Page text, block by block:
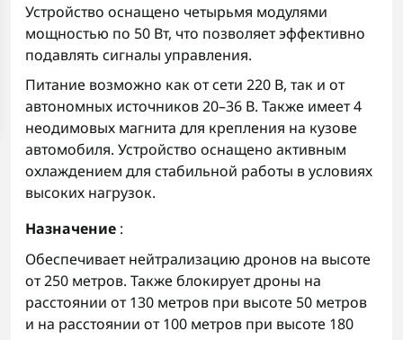
Устройство оснащено четырьмя модулями
мощностью по 50 Вт, что позволяет эффективно
подавлять сигналы управления.
Питание возможно как от сети 220 В, так и от
автономных источников 20–36 В. Также имеет 4
неодимовых магнита для крепления на кузове
автомобиля. Устройство оснащено активным
охлаждением для стабильной работы в условиях
высоких нагрузок.
Назначение :
Обеспечивает нейтрализацию дронов на высоте
от 250 метров. Также блокирует дроны на
расстоянии от 130 метров при высоте 50 метров
и на расстоянии от 100 метров при высоте 180